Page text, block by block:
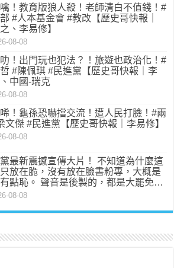
！教育版狼人殺！老師清白不值錢！#
#人本基金會 #教改【歷史哥快報｜
、李易修】
08-08
！出門玩也犯法？！旅遊也政治化！#
#陳佩琪 #民進黨【歷史哥快報｜李
中國-瑞克
08-08
！龜孫恐嚇擋交流！遭人民打臉！#兩
文傑 #民進黨【歷史哥快報｜李易修】
08-08
最新震撼宣傳大片！ 不知道為什麼這
放在脆，沒有放在臉書粉專，大概是
點恥。 聲音是後製的，都是大罷免…
08-08